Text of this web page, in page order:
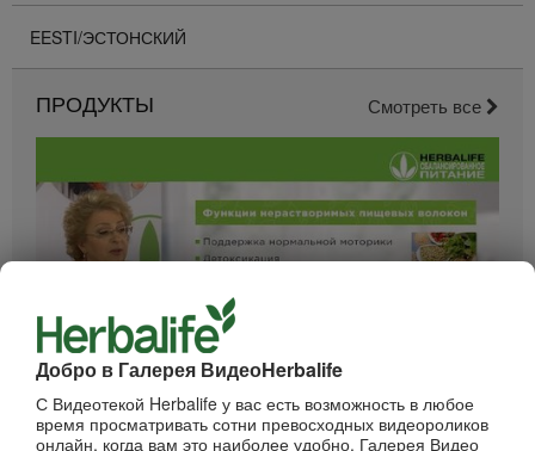
Добро в Галерея ВидеоHerbalife
С Видеотекой Herbalife у вас есть возможность в любое
время просматривать сотни превосходных видеороликов
онлайн, когда вам это наиболее удобно. Галерея Видео
EESTI/ЭСТОНСКИЙ
ПРОДУКТЫ Смотреть все
Вебинар - Пищеварение
Вебинары от компании